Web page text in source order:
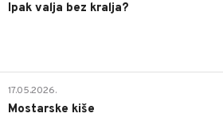
Ipak valja bez kralja?
17.05.2026.
Mostarske kiše